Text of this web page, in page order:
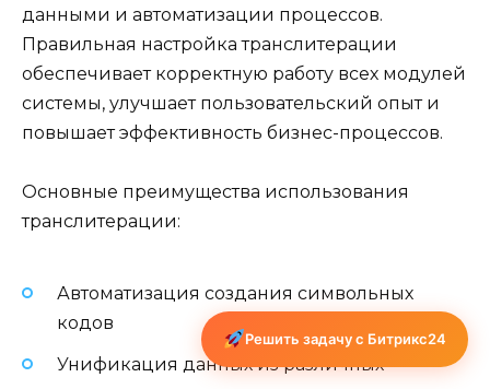
данными и автоматизации процессов.
Правильная настройка транслитерации
обеспечивает корректную работу всех модулей
системы, улучшает пользовательский опыт и
повышает эффективность бизнес-процессов.
Основные преимущества использования
транслитерации:
Автоматизация создания символьных
кодов
Унификация данных из различных
Решить задачу с Битрикс24